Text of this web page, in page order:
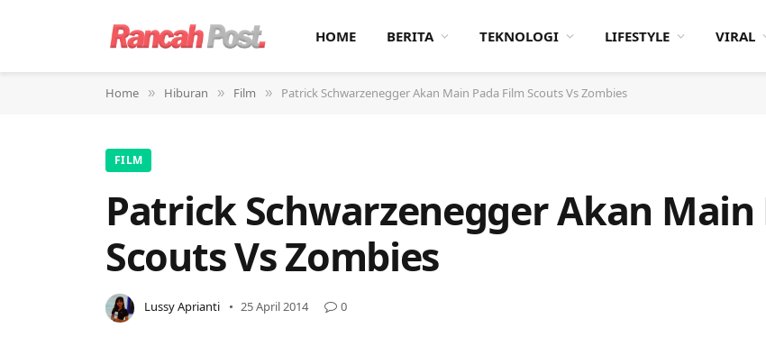
HOME BERITA TEKNOLOGI LIFESTYLE VIRAL
Home » Hiburan » Film » Patrick Schwarzenegger Akan Main Pada Film Scouts Vs Zombies
FILM
Patrick Schwarzenegger Akan Main
Scouts Vs Zombies
Lussy Aprianti 25 April 2014 0